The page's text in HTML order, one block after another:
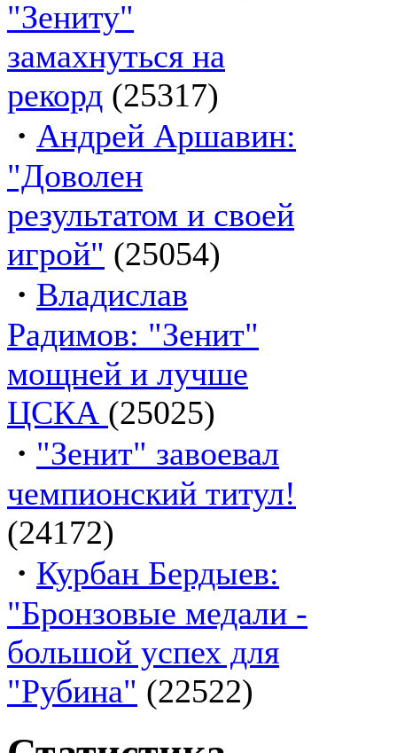
"Зениту"
замахнуться на
рекорд (25317)
· Андрей Аршавин:
"Доволен
результатом и своей
игрой" (25054)
· Владислав
Радимов: "Зенит"
мощней и лучше
ЦСКА (25025)
· "Зенит" завоевал
чемпионский титул!
(24172)
· Курбан Бердыев:
"Бронзовые медали -
большой успех для
"Рубина" (22522)